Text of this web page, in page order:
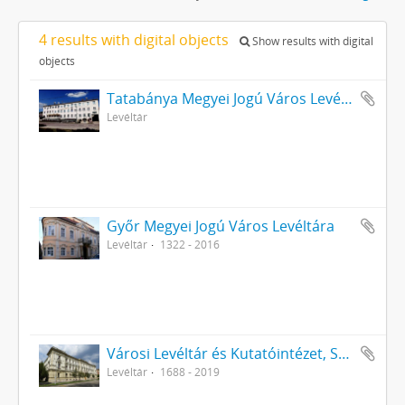
4 results with digital objects
Show results with digital
objects
Tatabánya Megyei Jogú Város Levéltára
Levéltár
Győr Megyei Jogú Város Levéltára
Levéltár 1322 - 2016
Városi Levéltár és Kutatóintézet, Székesfehérvár
Levéltár 1688 - 2019